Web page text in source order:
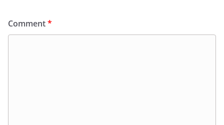
Comment*